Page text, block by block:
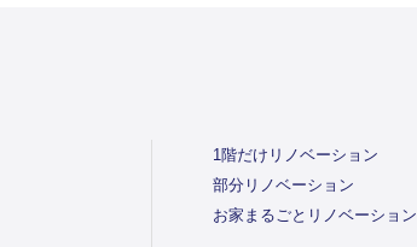
1階だけリノベーション
部分リノベーション
お家まるごとリノベーション